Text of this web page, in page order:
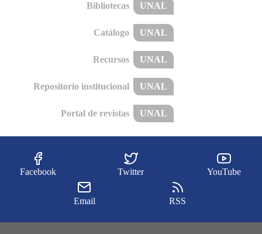
Bibliotecas UNAL
Catálogo UNAL
Recursos UNAL
Repositorio institucional UNAL
Portal de revistas UNAL
Facebook Twitter YouTube
Email RSS